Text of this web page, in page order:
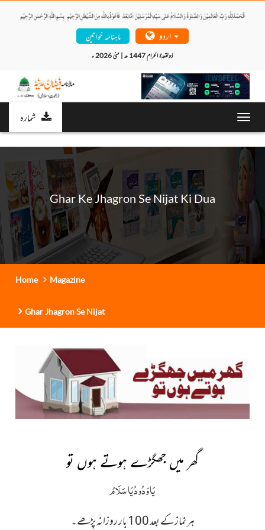
ماہنامہ خواتین
ذولقعدۃ الحرام 1447 ھ | مئی 2026 ء
شمارہ
Ghar Ke Jhagron Se Nijat Ki Dua
Home Magazine
Ghar Jhagron Se Nijat
گھر میں جھگڑے ہوتے ہوں تو
يَا وَدُودُ يَا سَلَامُ
ہر نماز کے بعد 100 بار روزانہ پڑھے۔